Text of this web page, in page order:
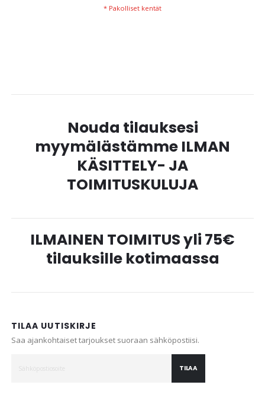
Nouda tilauksesi
myymälästämme ILMAN
KÄSITTELY- JA
TOIMITUSKULUJA
ILMAINEN TOIMITUS yli 75€
tilauksille kotimaassa
TILAA UUTISKIRJE
Saa ajankohtaiset tarjoukset suoraan sähköpostiisi.
TILAA